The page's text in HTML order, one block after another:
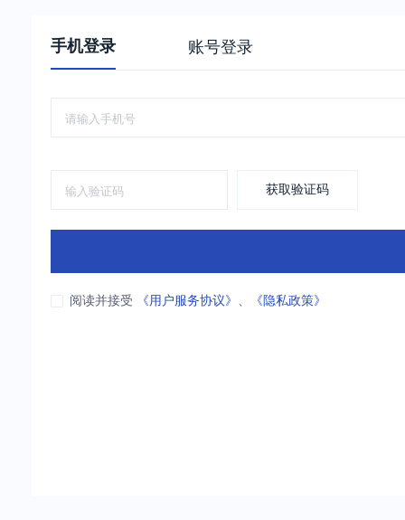
手机登录 账号登录
获取验证码
阅读并接受 《用户服务协议》 、 《隐私政策》